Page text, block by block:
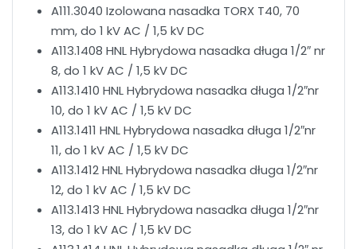
A111.3040 Izolowana nasadka TORX T40, 70
mm, do 1 kV AC / 1,5 kV DC
A113.1408 HNL Hybrydowa nasadka długa 1/2″ nr
8, do 1 kV AC / 1,5 kV DC
A113.1410 HNL Hybrydowa nasadka długa 1/2″nr
10, do 1 kV AC / 1,5 kV DC
A113.1411 HNL Hybrydowa nasadka długa 1/2″nr
11, do 1 kV AC / 1,5 kV DC
A113.1412 HNL Hybrydowa nasadka długa 1/2″nr
12, do 1 kV AC / 1,5 kV DC
A113.1413 HNL Hybrydowa nasadka długa 1/2″nr
13, do 1 kV AC / 1,5 kV DC